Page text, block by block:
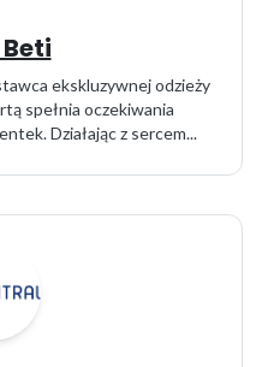
ekskluzywnej odzieży
spełnia oczekiwania
Działając z sercem...